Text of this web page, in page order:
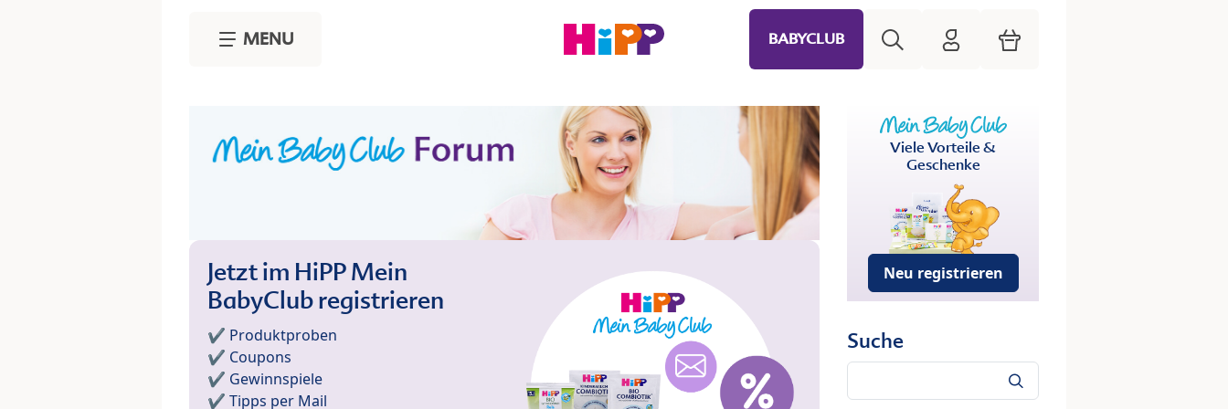
MENU BABYCLUB HiPP Mein Babyclub
Warenkorb
Jetzt im HiPP Mein
BabyClub registrieren
✔️ Produktproben
✔️ Coupons
✔️ Gewinnspiele
✔️ Tipps per Mail
Viele Vorteile &
Geschenke
Neu registrieren
Suche